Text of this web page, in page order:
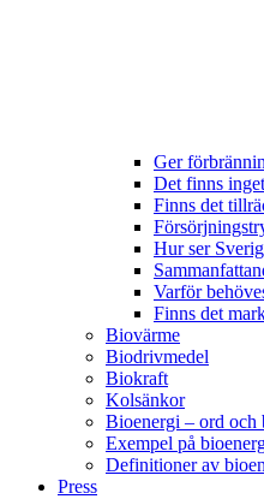
Ger
Det finns
Finns det
Hur ser
Varför
Finns det
Biovärme
Biodrivmedel
Biokraft
Kolsänkor
Bioenergi – ord och
Exempel på
Definitioner av
Press